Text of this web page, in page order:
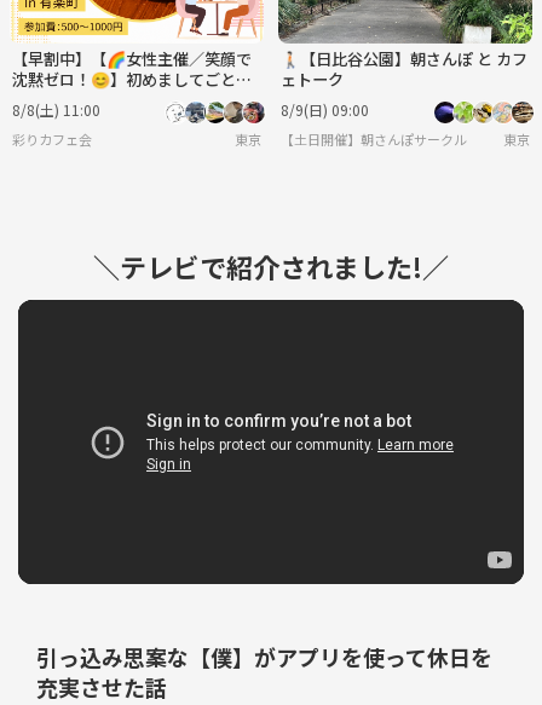
【早割中】【🌈女性主催／笑顔で
沈黙ゼロ！😊】初めましてごとま
るっと楽しむカフェ会✨
8/8(土) 11:00
彩りカフェ会 東京
🚶🏻【日比谷公園】朝さんぽ と カフ
ェトーク
8/9(日) 09:00
【土日開催】朝さんぽサークル 東京
＼テレビで紹介されました!／
引っ込み思案な【僕】がアプリを使って休日を
充実させた話